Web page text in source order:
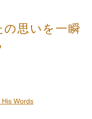
思いを一瞬
His Words